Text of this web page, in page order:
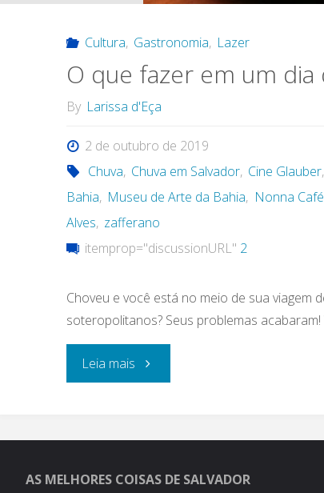
Cultura, Gastronomia, Lazer
O que fazer em um dia
By Larissa d'Eça
2 de outubro de 2019
Chuva, Chuva em Salvador, Cine Glauber,
Bahia, Museu de Arte da Bahia, Nonna Café
Alves, zafferano
itemprop="discussionURL" 2
Choveu e você está no meio de sua viagem
soteropolitanos? Seus problemas
Leia mais "O
fazer
em
AS MELHORES COISAS DE SALVADOR